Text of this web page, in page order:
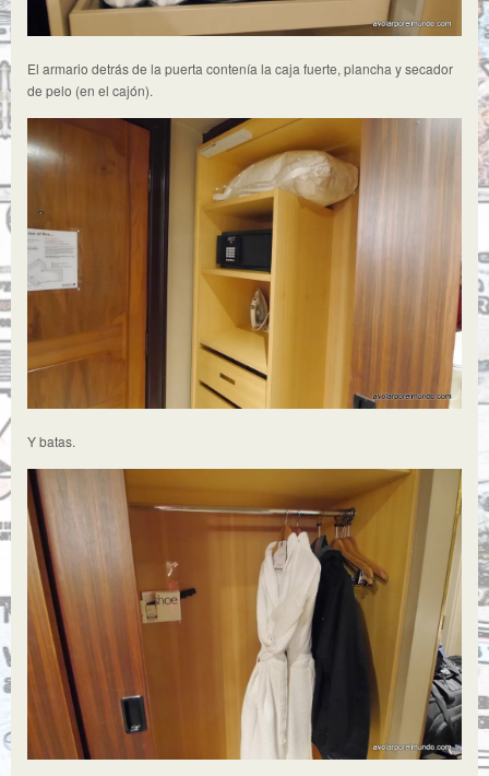
El armario detrás de la puerta contenía la caja fuerte, plancha y secador
de pelo (en el cajón).
Y batas.